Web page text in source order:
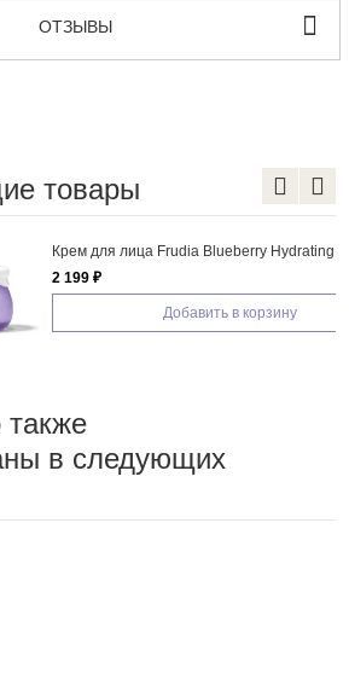
ОТЗЫВЫ
товары
для лица Frudia Blueberry Hydrating Cream
₽
Добавить в корзину
в следующих